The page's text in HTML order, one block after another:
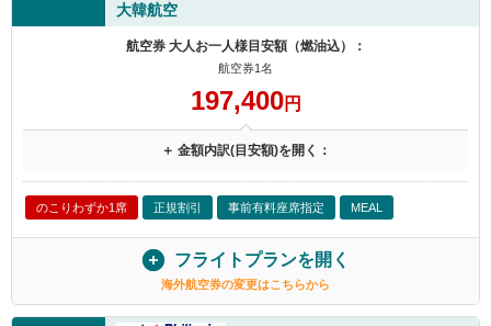
大韓航空
航空券 大人お一人様目安額（燃油込）：
航空券1名
197,400円
＋ 金額内訳(目安額)を開く：
のこりわずか1席 正規割引 事前有料座席指定 MEAL
フライトプランを開く
海外航空券の変更はこちらから